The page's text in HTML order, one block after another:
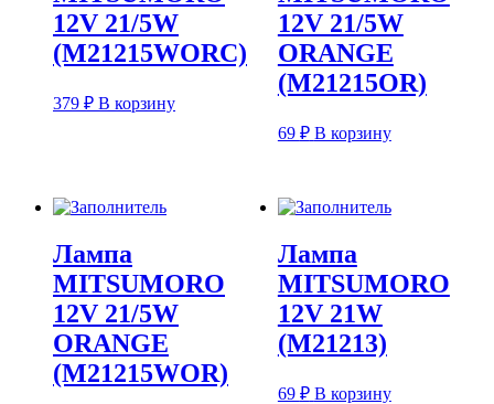
12V 21/5W
(M21215WORC)
379 ₽ В корзину
12V 21/5W
ORANGE
(M21215OR)
69 ₽ В корзину
Лампа
MITSUMORO
12V 21/5W
ORANGE
(M21215WOR)
Лампа
MITSUMORO
12V 21W
(M21213)
69 ₽ В корзину